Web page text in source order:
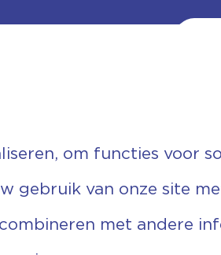
Fiscaal: 819280288
Rek.nr: NL85RABO0127579230
om functies voor
gebruik van onze site
met andere